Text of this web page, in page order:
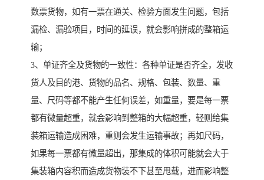
数票货物，如有一票在通关、检验方面发生问题，包括
漏检、漏验项目，时间的延误，就会影响拼成的整箱运
输；
3、单证齐全及货物的一致性：各种单证是否齐全，发收
货人及目的港、货物的品名、规格、包装、数量、重
量、尺码等都不能产生任何误差，如重量，要是每一票
都有微量超重，就会影响到整箱的大幅超重，轻则给集
装箱运输造成困难，重则会发生运输事故；再如尺码，
如果每一票都有微量超出，那集成的体积可能就会大于
集装箱内容积而造成货物装不下甚至甩载，进而影响整